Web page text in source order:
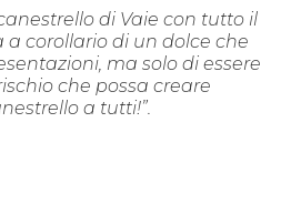
di Vaie con tutto il
corollario di un dolce che
ma solo di essere
che possa creare
a tutti!”.